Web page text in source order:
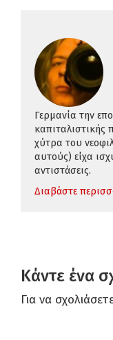
Γερμανία την
χύτρα του
αυτούς) είχα
αντιστάσεις.
Διαβάστε
Κάντε ένα
Για να